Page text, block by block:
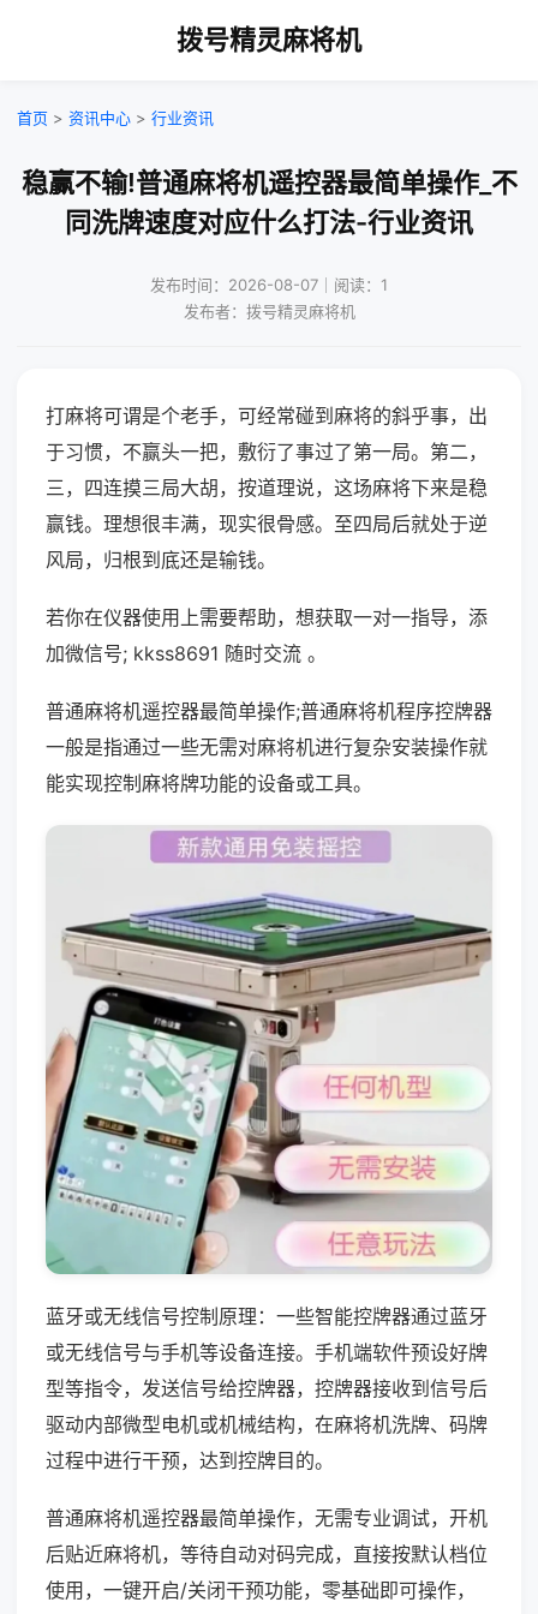
拨号精灵麻将机
首页 > 资讯中心 > 行业资讯
稳赢不输!普通麻将机遥控器最简单操作_不
同洗牌速度对应什么打法-行业资讯
发布时间：2026-08-07｜阅读：1
发布者：拨号精灵麻将机
打麻将可谓是个老手，可经常碰到麻将的斜乎事，出
于习惯，不赢头一把，敷衍了事过了第一局。第二，
三，四连摸三局大胡，按道理说，这场麻将下来是稳
赢钱。理想很丰满，现实很骨感。至四局后就处于逆
风局，归根到底还是输钱。
若你在仪器使用上需要帮助，想获取一对一指导，添
加微信号; kkss8691 随时交流 。
普通麻将机遥控器最简单操作;普通麻将机程序控牌器
一般是指通过一些无需对麻将机进行复杂安装操作就
能实现控制麻将牌功能的设备或工具。
蓝牙或无线信号控制原理：一些智能控牌器通过蓝牙
或无线信号与手机等设备连接。手机端软件预设好牌
型等指令，发送信号给控牌器，控牌器接收到信号后
驱动内部微型电机或机械结构，在麻将机洗牌、码牌
过程中进行干预，达到控牌目的。
普通麻将机遥控器最简单操作，无需专业调试，开机
后贴近麻将机，等待自动对码完成，直接按默认档位
使用，一键开启/关闭干预功能，零基础即可操作，